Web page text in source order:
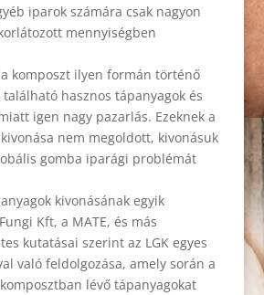
iparok számára csak nagyon
mennyiségben
komposzt ilyen formán történő
hasznos tápanyagok és
igen nagy pazarlás. Ezeknek a
nem megoldott, kivonásuk
gomba iparági problémát
kivonásának egyik
Kft, a MATE, és más
kutatásai szerint az LGK egyes
való feldolgozása, amely során a
lévő tápanyagokat